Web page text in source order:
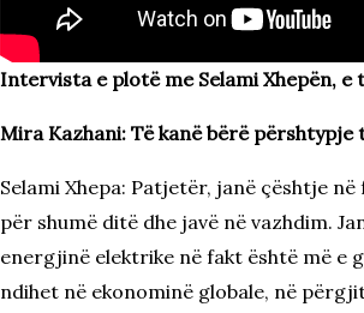
Intervista e plotë me Selami Xhepën,
Mira Kazhani: Të kanë bërë përshtypje
Selami Xhepa: Patjetër, janë çështje
për shumë ditë dhe javë në vazhdim.
energjinë elektrike në fakt është më e
ndihet në ekonominë globale, në